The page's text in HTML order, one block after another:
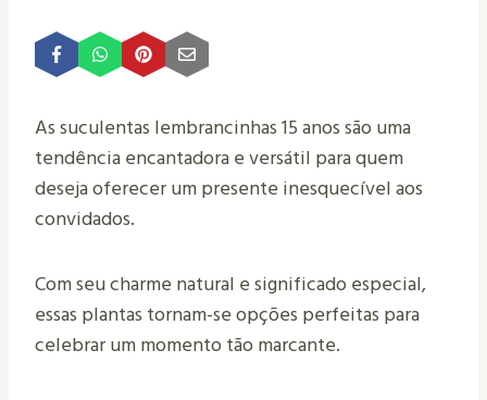
As suculentas lembrancinhas 15 anos são uma
tendência encantadora e versátil para quem
deseja oferecer um presente inesquecível aos
convidados.
Com seu charme natural e significado especial,
essas plantas tornam-se opções perfeitas para
celebrar um momento tão marcante.